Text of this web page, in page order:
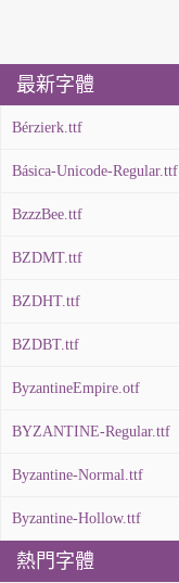
最新字體
Bérzierk.ttf
Básica-Unicode-Regular.ttf
BzzzBee.ttf
BZDMT.ttf
BZDHT.ttf
BZDBT.ttf
ByzantineEmpire.otf
BYZANTINE-Regular.ttf
Byzantine-Normal.ttf
Byzantine-Hollow.ttf
熱門字體